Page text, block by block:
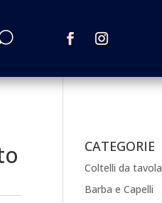
CATEGORIE
Coltelli da tavola
Barba e Capelli